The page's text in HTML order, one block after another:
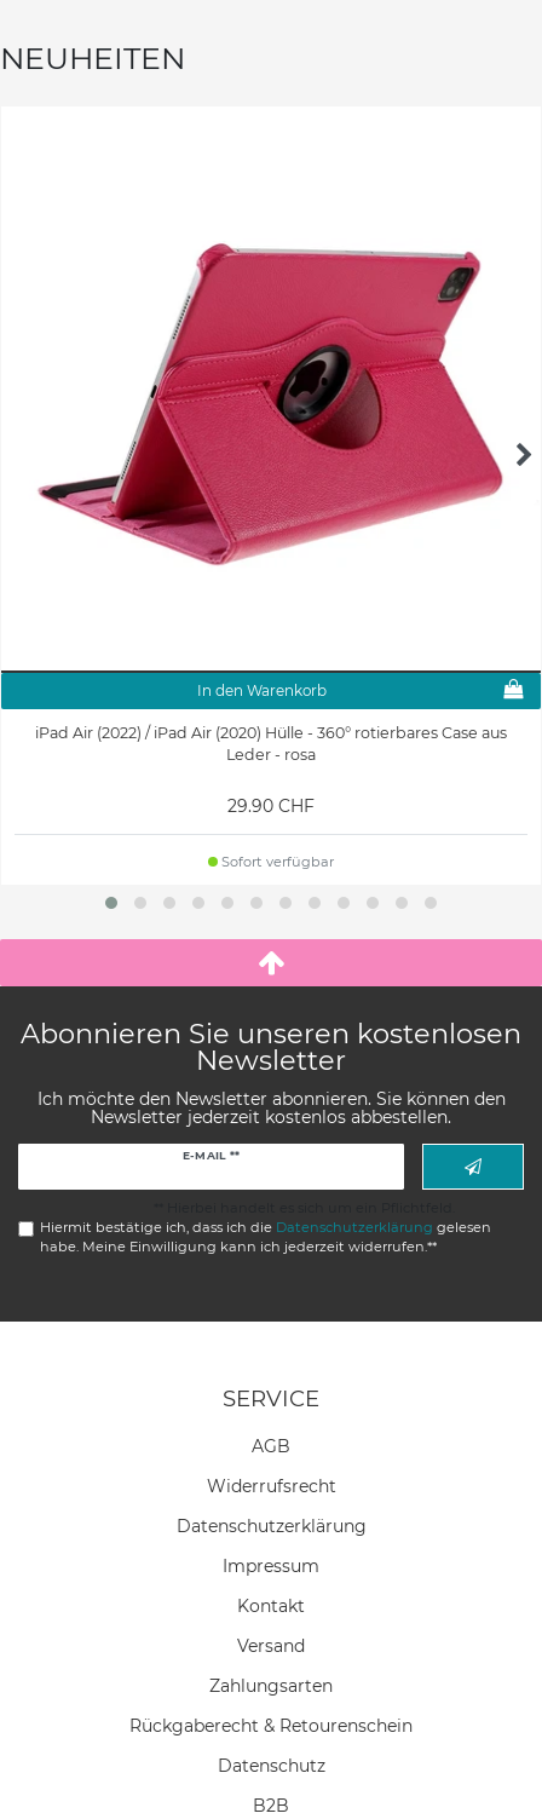
NEUHEITEN
In den Warenkorb
iPad Air (2022) / iPad Air (2020) Hülle - 360° rotierbares Case aus
Leder - rosa
29.90 CHF
Sofort verfügbar
Abonnieren Sie unseren kostenlosen
Newsletter
Ich möchte den Newsletter abonnieren. Sie können den
Newsletter jederzeit kostenlos abbestellen.
E-MAIL **
Hiermit bestätige ich, dass ich die Daten­schutz­erklärung gelesen
habe. Meine Einwilligung kann ich jederzeit widerrufen.**
SERVICE
AGB
Widerrufs­recht
Daten­schutz­erklärung
Impressum
Kontakt
Versand
Zahlungsarten
Rückgaberecht & Retourenschein
Datenschutz
B2B